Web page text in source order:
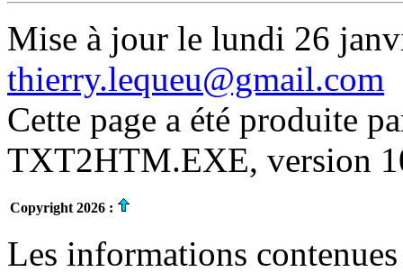
Mise à jour le lundi 26
thierry.lequeu@gmail.com
Cette page a été produite
TXT2HTM.EXE, version
Copyright 2026 :
Les informations